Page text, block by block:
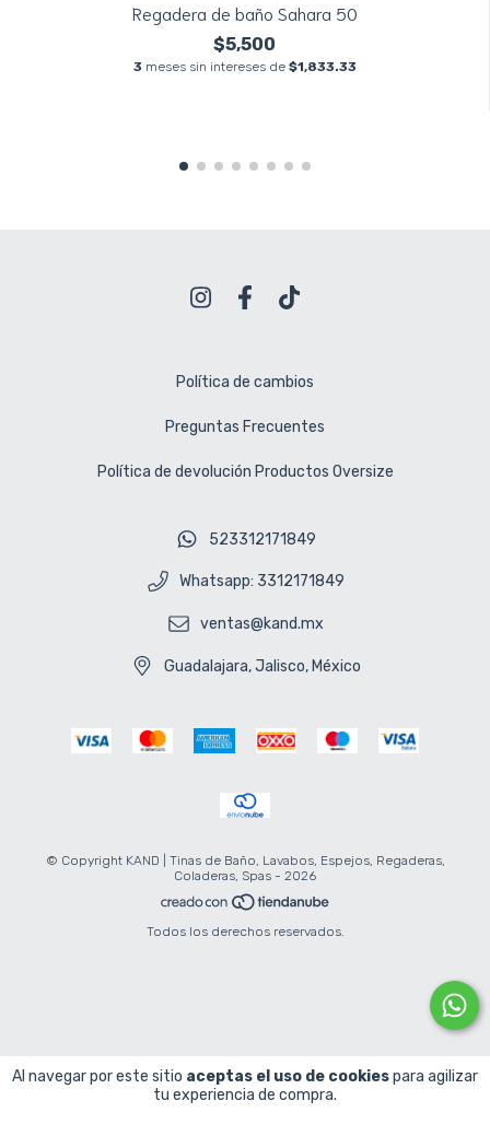
Al navegar por este sitio aceptas el uso de cookiespara agilizar
tu experiencia de compra.
Regadera de baño Sahara 50
$5,500
3 meses sin intereses de $1,833.33
Política de cambios
Preguntas Frecuentes
Política de devolución Productos Oversize
523312171849
Whatsapp: 3312171849
ventas@kand.mx
Guadalajara, Jalisco, México
© Copyright KAND | Tinas de Baño, Lavabos, Espejos, Regaderas,
Coladeras, Spas - 2026
Todos los derechos reservados.